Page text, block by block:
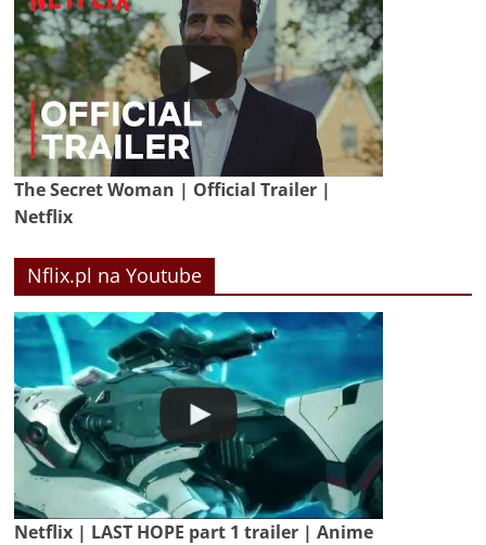
The Secret Woman | Official Trailer |
Netflix
Nflix.pl na Youtube
Netflix | LAST HOPE part 1 trailer | Anime